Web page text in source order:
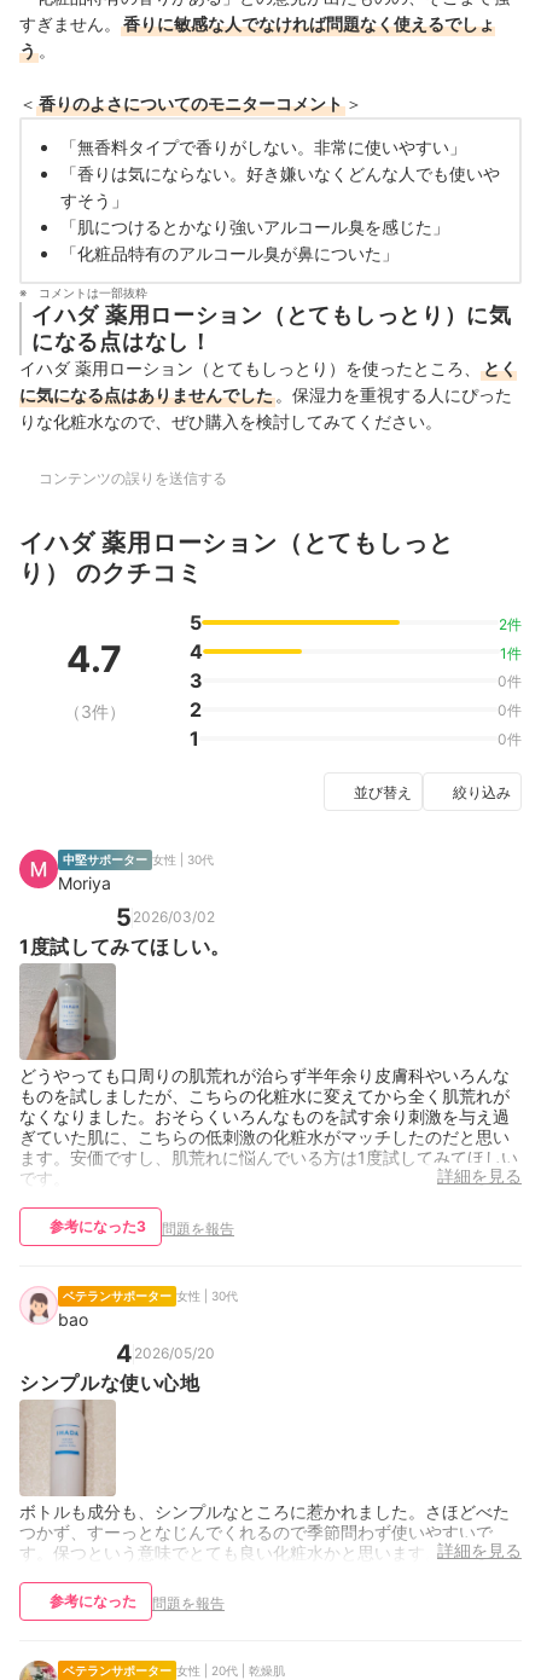
すぎません。
香りに敏感な人でなければ問題なく使えるでしょ
う 。
＜ 香りのよさについてのモニターコメント ＞
「無香料タイプで香りがしない。非常に使いやすい」
「香りは気にならない。好き嫌いなくどんな人でも使いや
すそう」
「肌につけるとかなり強いアルコール臭を感じた」
「化粧品特有のアルコール臭が鼻についた」
コメントは一部抜粋
イハダ 薬用ローション（とてもしっとり）に気
になる点はなし！
イハダ 薬用ローション（とてもしっとり）を使ったところ、
とく
に気になる点はありませんでした 。保湿力を重視する人にぴった
りな化粧水なので、ぜひ購入を検討してみてください。
コンテンツの誤りを送信する
イハダ 薬用ローション（とてもしっと
り） のクチコミ
4.7
（3件）
5 2件
4 1件
3 0件
2 0件
1 0件
並び替え 絞り込み
中堅サポーター 女性 | 30代
Moriya
5 2026/03/02
1度試してみてほしい。
どうやっても口周りの肌荒れが治らず半年余り皮膚科やいろんな
ものを試しましたが、こちらの化粧水に変えてから全く肌荒れが
なくなりました。おそらくいろんなものを試す余り刺激を与え過
ぎていた肌に、こちらの低刺激の化粧水がマッチしたのだと思い
ます。安価ですし、肌荒れに悩んでいる方は1度試してみてほしい
です。
詳細を見る
参考になった3 問題を報告
ベテランサポーター 女性 | 30代
bao
4 2026/05/20
シンプルな使い心地
ボトルも成分も、シンプルなところに惹かれました。さほどべた
つかず、すーっとなじんでくれるので季節問わず使いやすいで
す。保つという意味でとても良い化粧水かと思います。詳細を見る
参考になった 問題を報告
ベテランサポーター 女性 | 20代 | 乾燥肌